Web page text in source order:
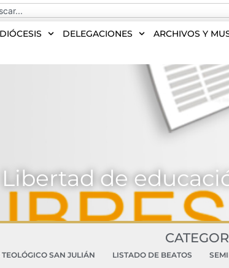
DELEGACIONES ARCHIVOS Y
Libertad de
TEOLÓGICO SAN JULIÁN LISTADO DE BEATOS